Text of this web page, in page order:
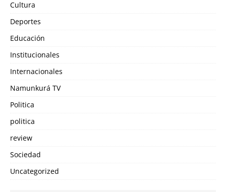
Cultura
Deportes
Educación
Institucionales
Internacionales
Namunkurá TV
Politica
politica
review
Sociedad
Uncategorized